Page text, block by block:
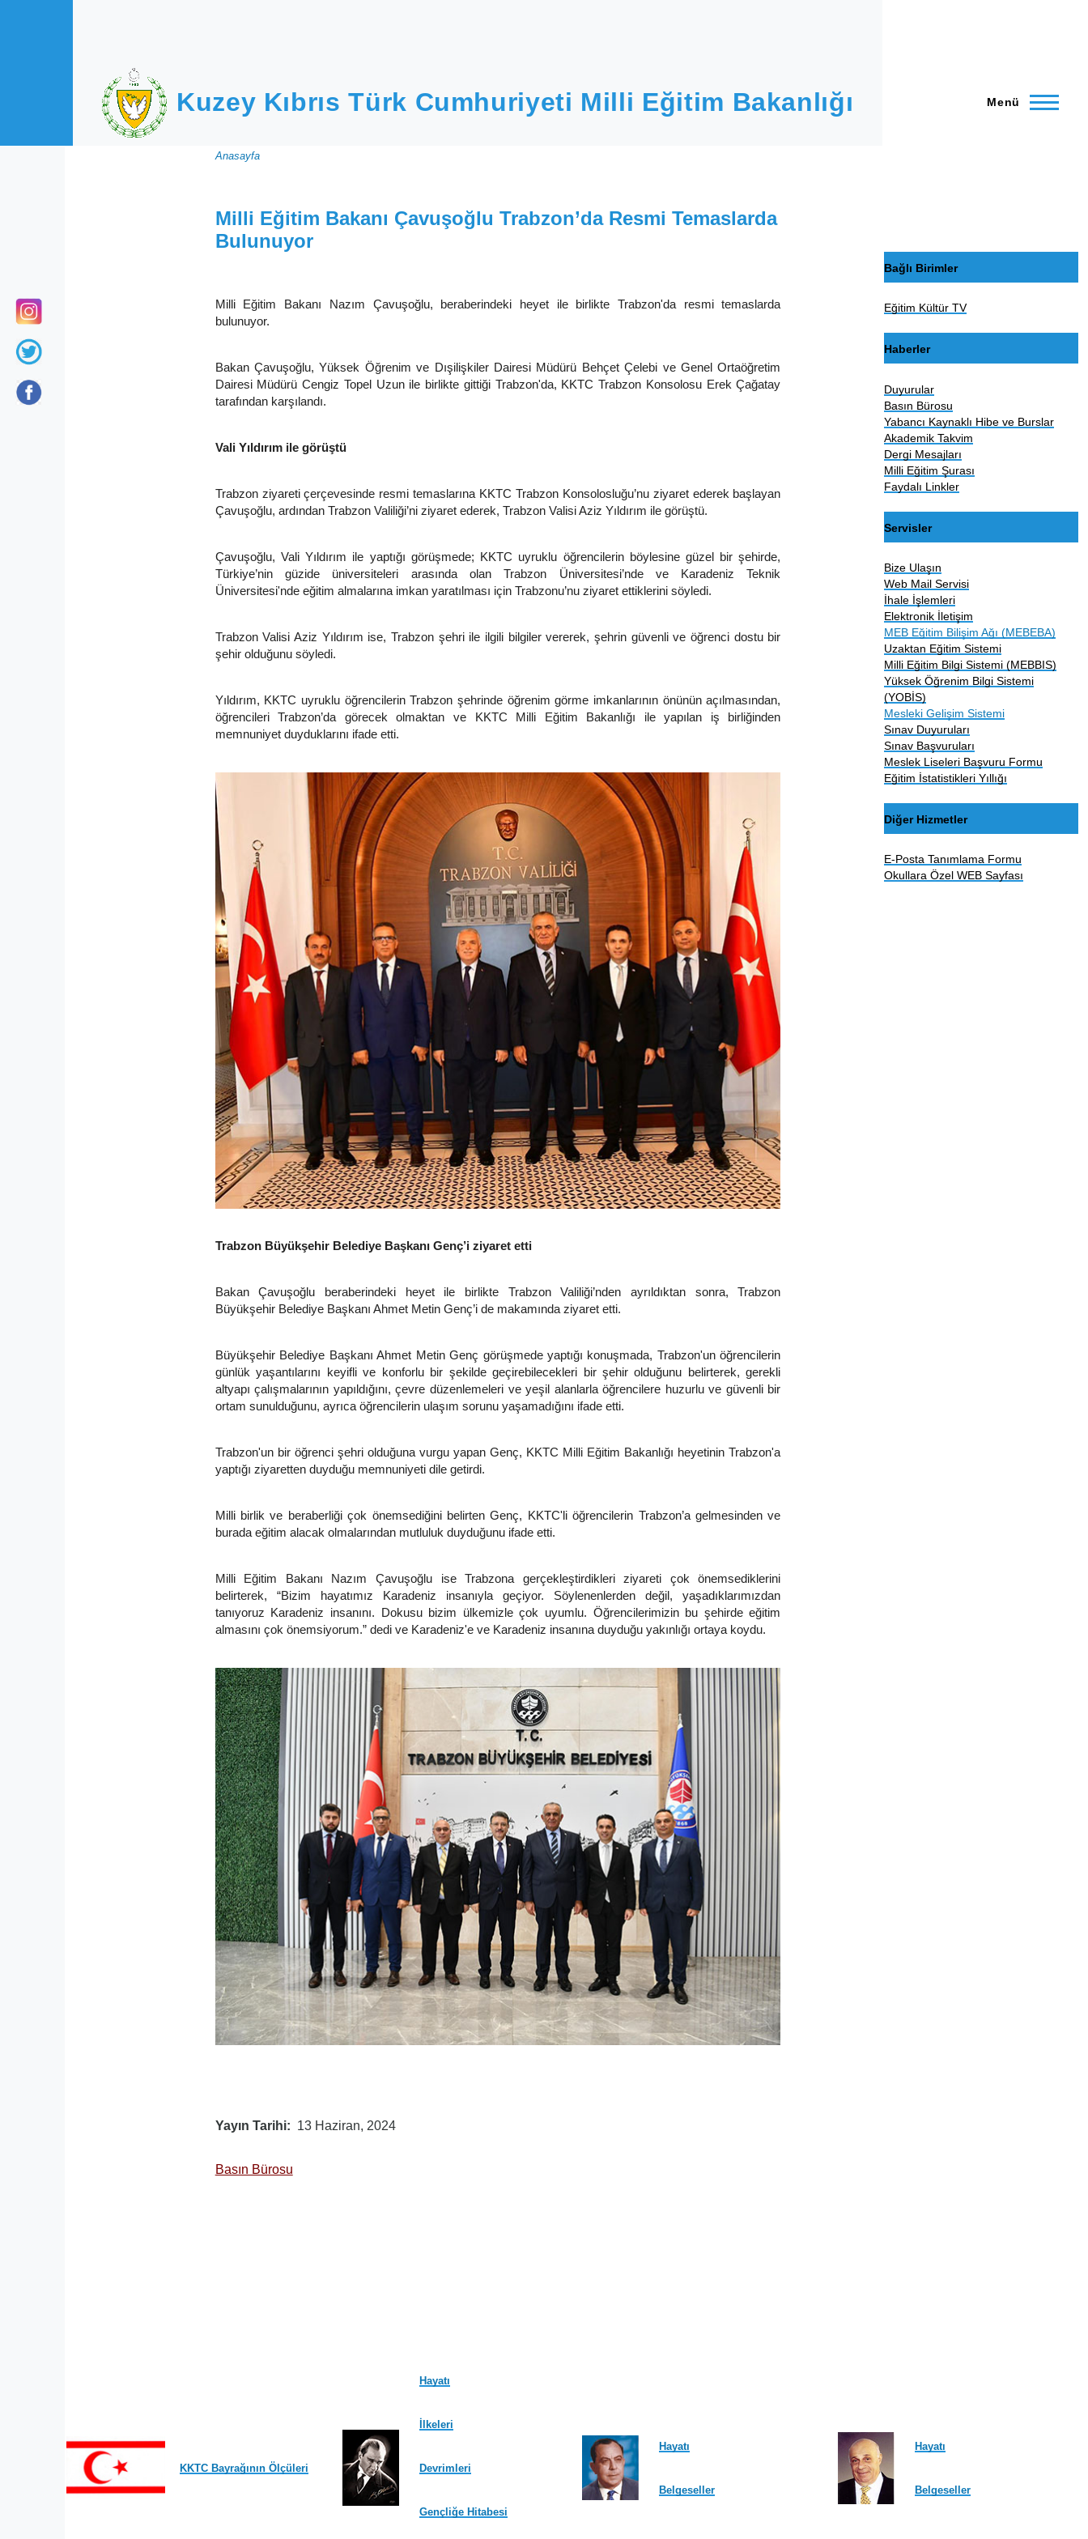
Kuzey Kıbrıs Türk Cumhuriyeti Milli Eğitim Bakanlığı Menü
Sayfa
yolu
Anasayfa
Milli Eğitim Bakanı Çavuşoğlu Trabzon’da Resmi Temaslarda
Bulunuyor
Milli Eğitim Bakanı Nazım Çavuşoğlu, beraberindeki heyet ile birlikte Trabzon'da resmi temaslarda
bulunuyor.
Bakan Çavuşoğlu, Yüksek Öğrenim ve Dışilişkiler Dairesi Müdürü Behçet Çelebi ve Genel Ortaöğretim
Dairesi Müdürü Cengiz Topel Uzun ile birlikte gittiği Trabzon'da, KKTC Trabzon Konsolosu Erek Çağatay
tarafından karşılandı.
Vali Yıldırım ile görüştü
Trabzon ziyareti çerçevesinde resmi temaslarına KKTC Trabzon Konsolosluğu’nu ziyaret ederek başlayan
Çavuşoğlu, ardından Trabzon Valiliği’ni ziyaret ederek, Trabzon Valisi Aziz Yıldırım ile görüştü.
Çavuşoğlu, Vali Yıldırım ile yaptığı görüşmede; KKTC uyruklu öğrencilerin böylesine güzel bir şehirde,
Türkiye’nin güzide üniversiteleri arasında olan Trabzon Üniversitesi’nde ve Karadeniz Teknik
Üniversitesi'nde eğitim almalarına imkan yaratılması için Trabzonu’nu ziyaret ettiklerini söyledi.
Trabzon Valisi Aziz Yıldırım ise, Trabzon şehri ile ilgili bilgiler vererek, şehrin güvenli ve öğrenci dostu bir
şehir olduğunu söyledi.
Yıldırım, KKTC uyruklu öğrencilerin Trabzon şehrinde öğrenim görme imkanlarının önünün açılmasından,
öğrencileri Trabzon’da görecek olmaktan ve KKTC Milli Eğitim Bakanlığı ile yapılan iş birliğinden
memnuniyet duyduklarını ifade etti.
Trabzon Büyükşehir Belediye Başkanı Genç’i ziyaret etti
Bakan Çavuşoğlu beraberindeki heyet ile birlikte Trabzon Valiliği’nden ayrıldıktan sonra, Trabzon
Büyükşehir Belediye Başkanı Ahmet Metin Genç’i de makamında ziyaret etti.
Büyükşehir Belediye Başkanı Ahmet Metin Genç görüşmede yaptığı konuşmada, Trabzon'un öğrencilerin
günlük yaşantılarını keyifli ve konforlu bir şekilde geçirebilecekleri bir şehir olduğunu belirterek, gerekli
altyapı çalışmalarının yapıldığını, çevre düzenlemeleri ve yeşil alanlarla öğrencilere huzurlu ve güvenli bir
ortam sunulduğunu, ayrıca öğrencilerin ulaşım sorunu yaşamadığını ifade etti.
Trabzon'un bir öğrenci şehri olduğuna vurgu yapan Genç, KKTC Milli Eğitim Bakanlığı heyetinin Trabzon'a
yaptığı ziyaretten duyduğu memnuniyeti dile getirdi.
Milli birlik ve beraberliği çok önemsediğini belirten Genç, KKTC'li öğrencilerin Trabzon’a gelmesinden ve
burada eğitim alacak olmalarından mutluluk duyduğunu ifade etti.
Milli Eğitim Bakanı Nazım Çavuşoğlu ise Trabzona gerçekleştirdikleri ziyareti çok önemsediklerini
belirterek, “Bizim hayatımız Karadeniz insanıyla geçiyor. Söylenenlerden değil, yaşadıklarımızdan
tanıyoruz Karadeniz insanını. Dokusu bizim ülkemizle çok uyumlu. Öğrencilerimizin bu şehirde eğitim
almasını çok önemsiyorum.” dedi ve Karadeniz'e ve Karadeniz insanına duyduğu yakınlığı ortaya koydu.
Yayın Tarihi 13 Haziran, 2024
Basın Bürosu
Bağlı Birimler
Eğitim Kültür TV
Haberler
Duyurular
Basın Bürosu
Yabancı Kaynaklı Hibe ve Burslar
Akademik Takvim
Dergi Mesajları
Milli Eğitim Şurası
Faydalı Linkler
Servisler
Bize Ulaşın
Web Mail Servisi
İhale İşlemleri
Elektronik İletişim
MEB Eğitim Bilişim Ağı (MEBEBA)
Uzaktan Eğitim Sistemi
Milli Eğitim Bilgi Sistemi (MEBBIS)
Yüksek Öğrenim Bilgi Sistemi
(YOBİS)
Mesleki Gelişim Sistemi
Sınav Duyuruları
Sınav Başvuruları
Meslek Liseleri Başvuru Formu
Eğitim İstatistikleri Yıllığı
Diğer Hizmetler
E-Posta Tanımlama Formu
Okullara Özel WEB Sayfası
KKTC Bayrağının Ölçüleri
Hayatı
İlkeleri
Devrimleri
Gençliğe Hitabesi
Hayatı
Belgeseller
Hayatı
Belgeseller